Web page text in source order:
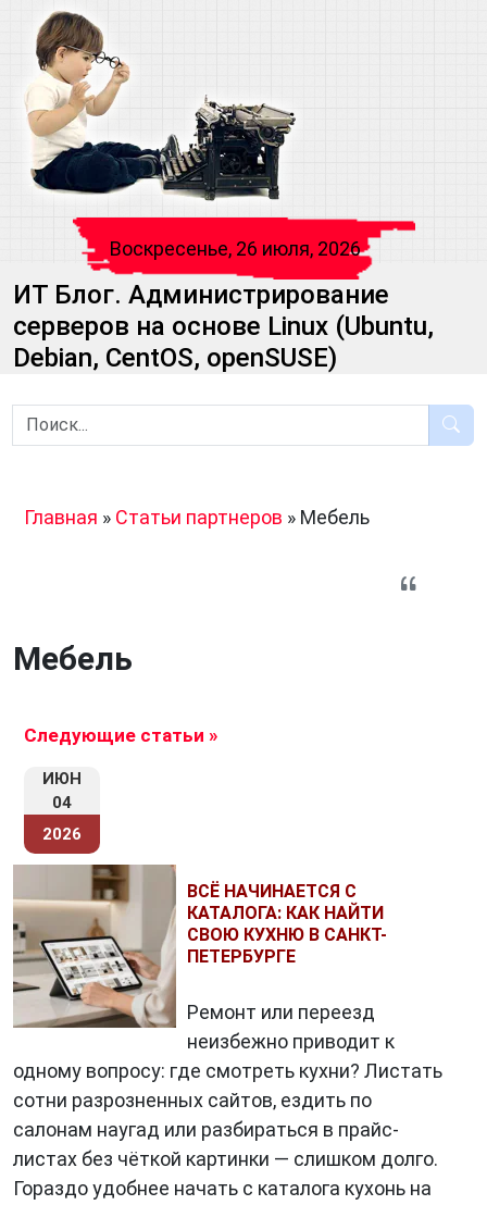
Воскресенье, 26 июля, 2026
ИТ Блог. Администрирование
серверов на основе Linux (Ubuntu,
Debian, CentOS, openSUSE)
Главная » Статьи партнеров » Мебель
Мебель
Следующие статьи »
ИЮН
04
2026
ВСЁ НАЧИНАЕТСЯ С
КАТАЛОГА: КАК НАЙТИ
СВОЮ КУХНЮ В САНКТ-
ПЕТЕРБУРГЕ
Ремонт или переезд
неизбежно приводит к
одному вопросу: где смотреть кухни? Листать
сотни разрозненных сайтов, ездить по
салонам наугад или разбираться в прайс-
листах без чёткой картинки — слишком долго.
Гораздо удобнее начать с каталога кухонь на